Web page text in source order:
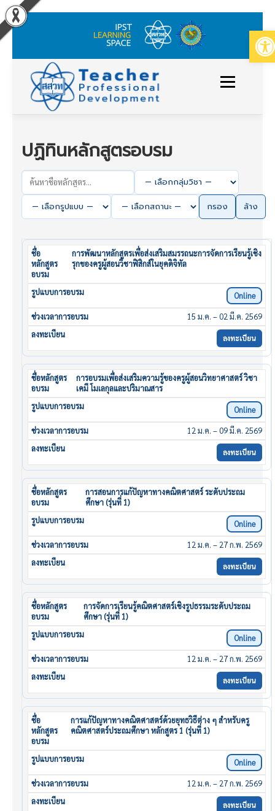
content
Menu
วิธีใช้งาน ปฏิทินหลักสูตร
ปฏิทินหลักสูตรอบรม
กรอง ล้าง
การพัฒนาหลักสูตรเพื่อส่งเสริมสมรรถนะการจัดการเรียนรู้เชิง
รุกของครูผู้สอนวิชาฟิสิกส์ในยุคดิจิทัล
Online
15 ม.ค. – 02 มี.ค. 2569
ลงทะเบียน
การอบรมเพื่อส่งเสริมความรู้ของครูผู้สอนวิทยาศาสตร์ วิชา
เคมี โมเลกุลและปริมาณสาร
Online
12 ม.ค. – 09 มี.ค. 2569
ลงทะเบียน
การสอนการแก้ปัญหาทางคณิตศาสตร์ ระดับประถม
ศึกษา (รุ่นที่ 1)
Online
12 ม.ค. – 27 ก.พ. 2569
ลงทะเบียน
การจัดการเรียนรู้คณิตศาสตร์เชิงรูปธรรมระดับประถม
ศึกษา (รุ่นที่ 1)
Online
12 ม.ค. – 27 ก.พ. 2569
ลงทะเบียน
การแก้ปัญหาทางคณิตศาสตร์ด้วยยุทธวิธีต่าง ๆ สำหรับครู
คณิตศาสตร์ประถมศึกษา หลักสูตร 1 (รุ่นที่ 1)
Online
12 ม.ค. – 27 ก.พ. 2569
ลงทะเบียน